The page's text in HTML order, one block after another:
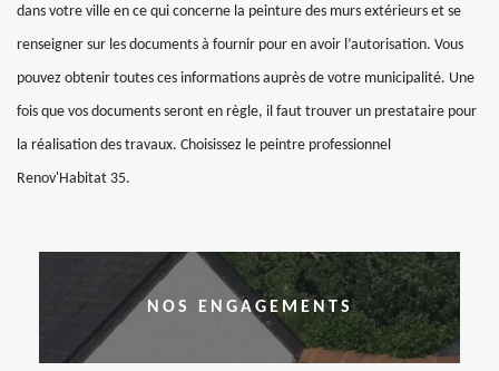
dans votre ville en ce qui concerne la peinture des murs extérieurs et se
renseigner sur les documents à fournir pour en avoir l’autorisation. Vous
pouvez obtenir toutes ces informations auprès de votre municipalité. Une
fois que vos documents seront en règle, il faut trouver un prestataire pour
la réalisation des travaux. Choisissez le peintre professionnel
Renov'Habitat 35.
NOS ENGAGEMENTS